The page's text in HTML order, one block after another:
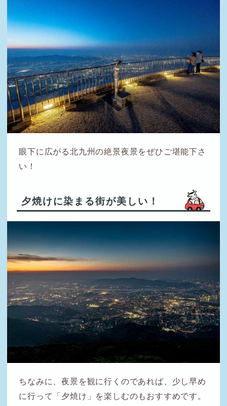
眼下に広がる北九州の絶景夜景をぜひご堪能下さ
い！
夕焼けに染まる街が美しい！
ちなみに、夜景を観に行くのであれば、少し早め
に行って「夕焼け」を楽しむのもおすすめです。